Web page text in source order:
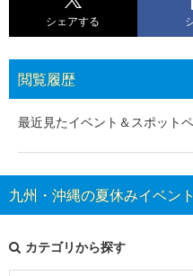
シェアする
閲覧履歴
最近見たイベント＆スポット
九州・沖縄の夏休みイベン
カテゴリから探す